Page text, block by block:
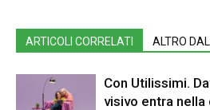
ARTICOLI CORRELATI ALTRO
Con Utilissimi.
visivo entra